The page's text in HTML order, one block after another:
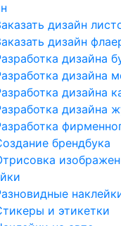
дизайн
дизайн
дизайна
дизайна
дизайна
дизайна
брендбука
и этикетки